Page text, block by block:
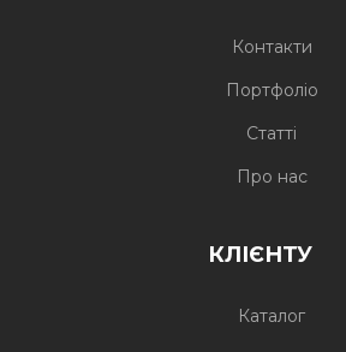
Контакти
Портфоліо
Статті
Про нас
КЛІЄНТУ
Каталог